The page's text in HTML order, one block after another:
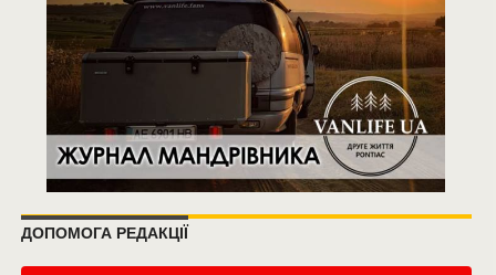
ДОПОМОГА РЕДАКЦІЇ